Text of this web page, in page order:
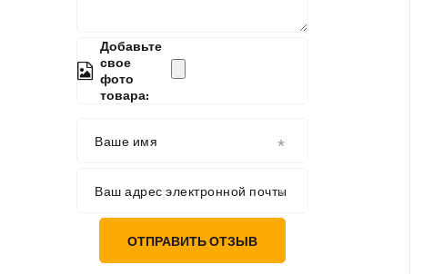
Добавьте
свое
фото
товара:
Ваше имя
Ваш адрес электронной почты
ОТПРАВИТЬ ОТЗЫВ